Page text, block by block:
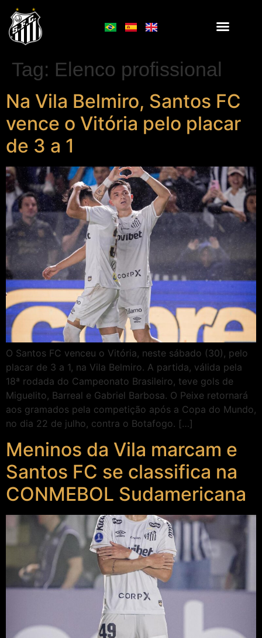
Tag: Elenco profissional
Na Vila Belmiro, Santos FC
vence o Vitória pelo placar
de 3 a 1
O Santos FC venceu o Vitória, neste sábado (30), pelo
placar de 3 a 1, na Vila Belmiro. A partida, válida pela
18ª rodada do Campeonato Brasileiro, teve gols de
Miguelito, Barreal e Gabriel Barbosa. O Peixe retornará
aos gramados pela competição após a Copa do Mundo,
no dia 22 de julho, contra o Botafogo. […]
Meninos da Vila marcam e
Santos FC se classifica na
CONMEBOL Sudamericana